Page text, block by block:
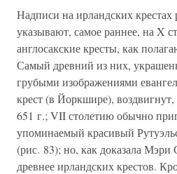
Надписи на ирландских крестах
указывают, самое раннее, на X
англосакские кресты, как
Самый древний из них,
грубыми изображениями
крест (в Йоркшире), воздвигнут,
651 г.; VII столетию обычно
упоминаемый красивый
(рис. 83); но, как доказала Мэри
древнее ирландских крестов.